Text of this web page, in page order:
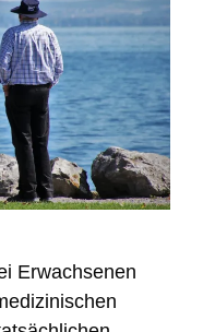
Erwachsenen